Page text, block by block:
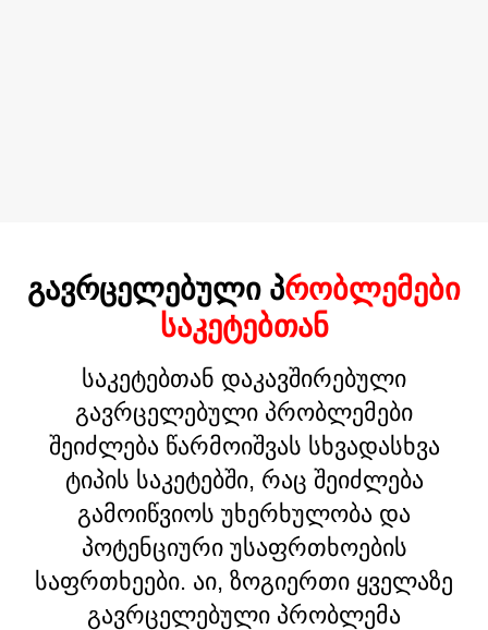
ᲒᲐᲕᲠᲪᲔᲚᲔᲑᲣᲚᲘ ᲞᲠᲝᲑᲚᲔᲛᲔᲑᲘ
ᲡᲐᲙᲔᲢᲔᲑᲗᲐᲜ
საკეტებთან დაკავშირებული
გავრცელებული პრობლემები
შეიძლება წარმოიშვას სხვადასხვა
ტიპის საკეტებში, რაც შეიძლება
გამოიწვიოს უხერხულობა და
პოტენციური უსაფრთხოების
საფრთხეები. აი, ზოგიერთი ყველაზე
გავრცელებული პრობლემა